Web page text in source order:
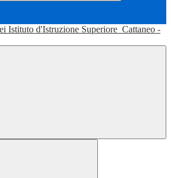
Istituto d'Istruzione Superiore Cattaneo -